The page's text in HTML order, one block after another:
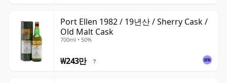
Port Ellen 1982 / 19년산 / Sherry Cask /
Old Malt Cask
700ml • 50%
₩243만 ?